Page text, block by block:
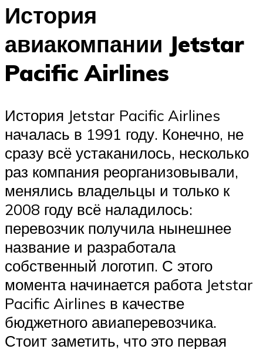
История
авиакомпании Jetstar
Pacific Airlines
История Jetstar Pacific Airlines
началась в 1991 году. Конечно, не
сразу всё устаканилось, несколько
раз компания реорганизовывали,
менялись владельцы и только к
2008 году всё наладилось:
перевозчик получила нынешнее
название и разработала
собственный логотип. С этого
момента начинается работа Jetstar
Pacific Airlines в качестве
бюджетного авиаперевозчика.
Стоит заметить, что это первая